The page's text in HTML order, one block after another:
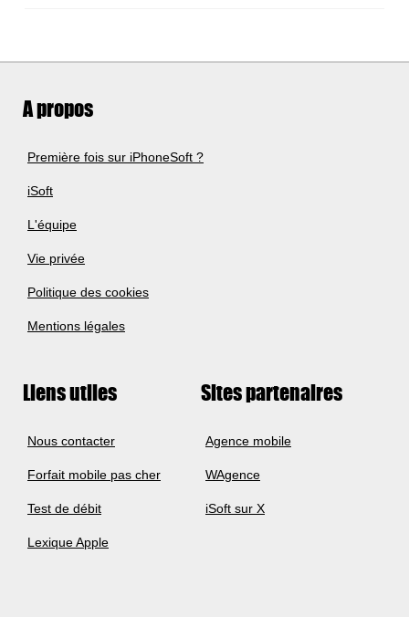
A propos
Première fois sur iPhoneSoft ?
iSoft
L'équipe
Vie privée
Politique des cookies
Mentions légales
Liens utiles
Nous contacter
Forfait mobile pas cher
Test de débit
Lexique Apple
Sites partenaires
Agence mobile
WAgence
iSoft sur X